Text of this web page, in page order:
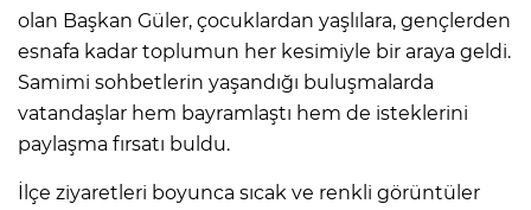
olan Başkan Güler, çocuklardan yaşlılara, gençlerden
esnafa kadar toplumun her kesimiyle bir araya geldi.
Samimi sohbetlerin yaşandığı buluşmalarda
vatandaşlar hem bayramlaştı hem de isteklerini
paylaşma fırsatı buldu.
İlçe ziyaretleri boyunca sıcak ve renkli görüntüler